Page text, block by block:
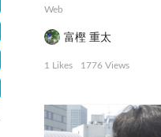
Web
富樫 重太
1 Likes 1776 Views